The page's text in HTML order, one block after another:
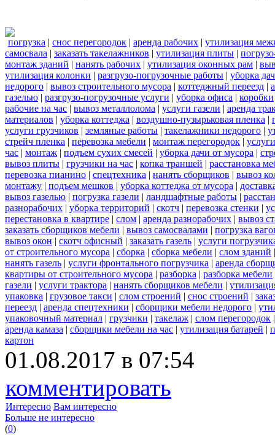
погрузка | снос перегородок | аренда рабочих | утилизация
самосвала | заказать такелажников | утилизация плиты |
монтаж зданий | нанять рабочих | утилизация оконных рам |
утилизация колонки | разгрузо-погрузочные работы | уборка
недорого | вывоз строительного мусора | коттеджный переезд |
газелью | разгрузо-погрузочные услуги | уборка офиса | коробки
рабочие на час | вывоз металлолома | услуги газели | аренда
материалов | уборка коттеджа | воздушно-пузырьковая пленка |
услуги грузчиков | земляные работы | такелажники недорого |
стрейч пленка | перевозка мебели | монтаж перегородок |
час | монтаж | подъем сухих смесей | уборка дачи от мусора |
вывоз плиты | грузчики на час | копка траншей | расстановка
перевозка пианино | спецтехника | нанять сборщиков | вывоз
монтажу | подъем мешков | уборка коттеджа от мусора |
вывоз газелью | погрузка газели | ландшафтные работы |
разнорабочих | уборка территорий | скотч | перевозка стенки |
перестановка в квартире | слом | аренда разнорабочих | вывоз
заказать сборщиков мебели | вывоз самосвалами | погрузка
вывоз окон | скотч офисный | заказать газель | услуги
от строительного мусора | сборка | сборка мебели | слом зданий
нанять газель | услуги фронтального погрузчика | аренда
квартиры от строительного мусора | разборка | разборка мебели
газели | услуги трактора | нанять сборщиков мебели |
упаковка | грузовое такси | слом строений | снос строений |
переезд | аренда спецтехники | сборщики мебели недорого |
упаковочный материал | грузчики | такелаж | слом перегородок
аренда камаза | сборщики мебели на час | утилизация батарей |
картон
01.08.2017 в 07:54
комментировать
Интересно Вам интересно
Больше не интересно
(0)